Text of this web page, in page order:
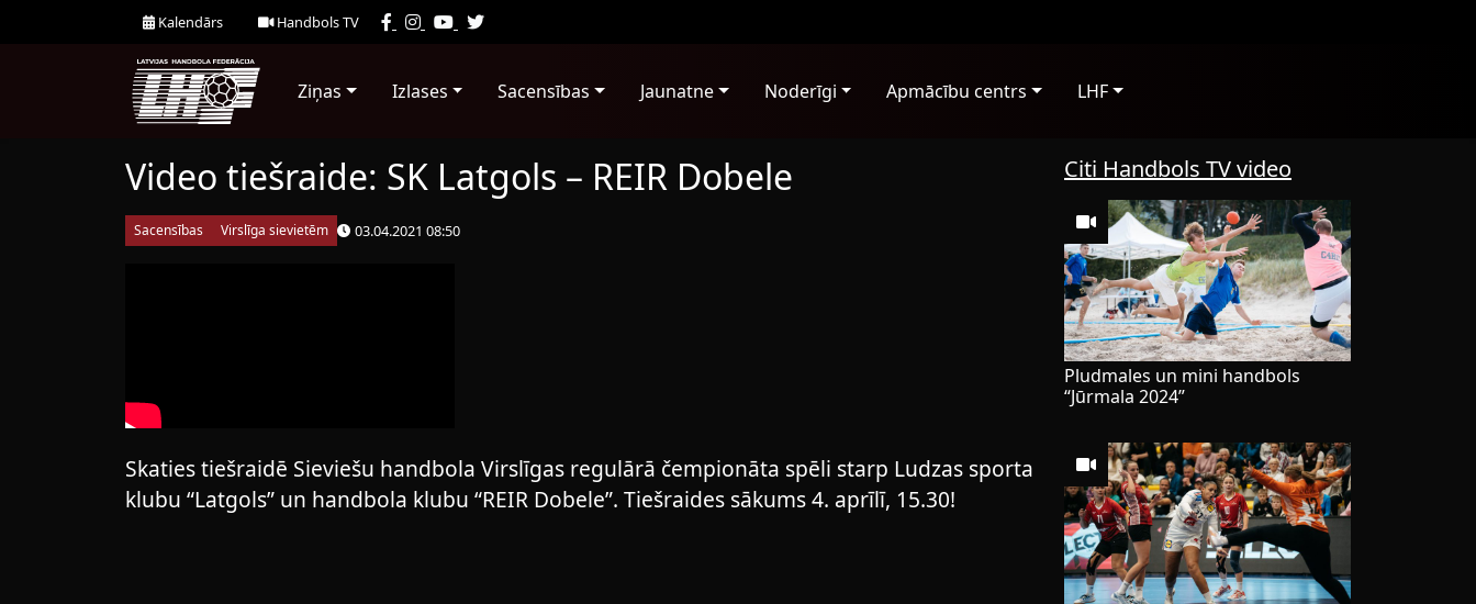
Kalendārs Handbols TV
Ziņas Izlases Sacensības Jaunatne Noderīgi Apmācību centrs LHF
Video tiešraide: SK Latgols – REIR Dobele
Sacensības Virslīga sievietēm 03.04.2021 08:50
Skaties tiešraidē Sieviešu handbola Virslīgas regulārā čempionāta spēli starp Ludzas sporta
klubu “Latgols” un handbola klubu “REIR Dobele”. Tiešraides sākums 4. aprīlī, 15.30!
Citi Handbols TV video
Pludmales un mini handbols
“Jūrmala 2024”